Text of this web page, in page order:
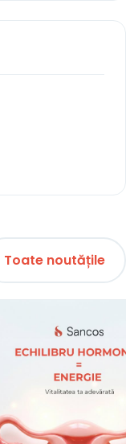
Toate noutățile